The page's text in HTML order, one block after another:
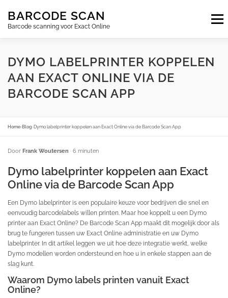
naarBARCODE SCAN
Barcode scanning voor Exact Online
Menu
ABONNEMENTEN FAQ BLOG CONTACT
INLOGGEN NL
DYMO LABELPRINTER KOPPELEN
AAN EXACT ONLINE VIA DE
BARCODE SCAN APP
Home›Blog ›Dymo labelprinter koppelen aan Exact Online via de Barcode Scan App
Door Frank Woutersen · 6 minuten
Dymo labelprinter koppelen aan Exact
Online via de Barcode Scan App
Een Dymo labelprinter is een populaire keuze voor bedrijven die snel en
eenvoudig barcodelabels willen printen. Maar hoe koppelt u een Dymo
printer aan Exact Online? De Barcode Scan App maakt dit mogelijk door als
brug te fungeren tussen uw Exact Online administratie en uw Dymo
labelprinter. In dit artikel leggen we uit hoe deze integratie werkt, welke
Dymo modellen worden ondersteund en hoe u in enkele stappen aan de
slag kunt.
Waarom Dymo labels printen vanuit Exact
Online?